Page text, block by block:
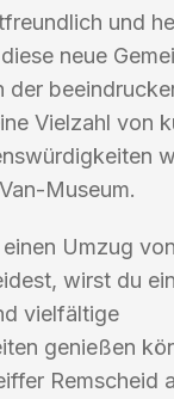
und
neue
der
Vielzahl von
Museum.
Umzug
wirst du
vielfältige
genießen
Remscheid